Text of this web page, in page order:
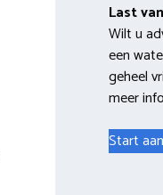
Last
Wilt u
een
geheel
meer
Start